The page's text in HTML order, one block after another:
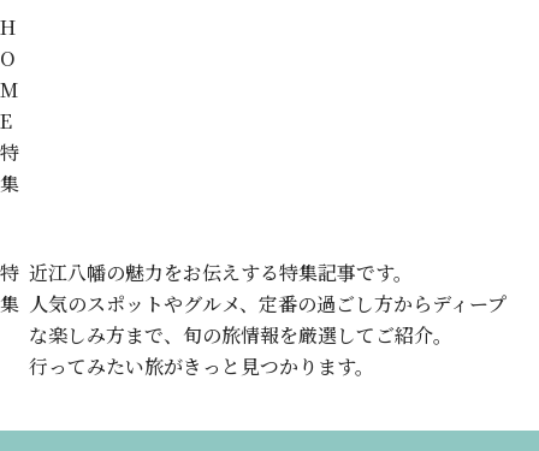
H
O
M
E
特
集
特
集
近江八幡の魅力をお伝えする特集記事です。
人気のスポットやグルメ、 定番の過ごし方からディープ
な楽しみ方まで、 旬の旅情報を厳選してご紹介。
行ってみたい旅がきっと見つかります。